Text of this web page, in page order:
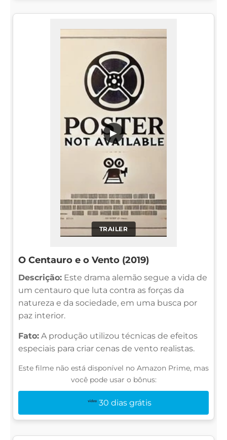
TRAILER
▶
O Centauro e o Vento (2019)
Descrição: Este drama alemão segue a vida de
um centauro que luta contra as forças da
natureza e da sociedade, em uma busca por
paz interior.
Fato: A produção utilizou técnicas de efeitos
especiais para criar cenas de vento realistas.
Este filme não está disponível no Amazon Prime, mas
você pode usar o bônus:
30 dias grátis